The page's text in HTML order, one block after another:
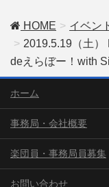
HOME イベン
2019.5.19（土
deえらぼー！with
ホーム
事務局・会社概要
楽団員・事務局員募集
お問い合わせ